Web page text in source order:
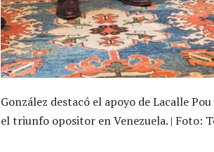
González destacó el apoyo de Lacalle
el triunfo opositor en Venezuela. | Foto: